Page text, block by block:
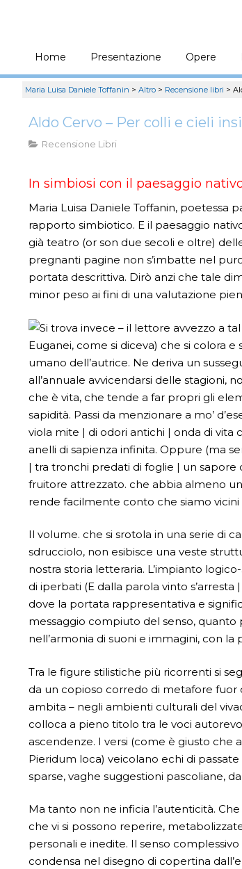
Home Presentazione Opere
Maria Luisa Daniele Toffanin > Altro > Recensione libri >
Aldo Cervo – Per colli e cieli
Recensione Libri
In simbiosi con il paesaggio
Maria Luisa Daniele Toffanin, poetessa
rapporto simbiotico. E il paesaggio
già teatro (or son due secoli e oltre)
pregnanti pagine non s’imbatte nel
portata descrittiva. Dirò anzi che tale
minor peso ai fini di una valutazione
Si trova invece – il lettore avvezzo a
Euganei, come si diceva) che si colora
umano dell’autrice. Ne deriva un
all’annuale avvicendarsi delle stagioni,
che è vita, che tende a far propri gli
sapidità. Passi da menzionare a mo’
viola mite | di odori antichi | onda di vita
anelli di sapienza infinita. Oppure (ma
| tra tronchi predati di foglie | un sapore
fruitore attrezzato. che abbia almeno
rende facilmente conto che siamo
Il volume. che si srotola in una serie di
sdrucciolo, non esibisce una veste
nostra storia letteraria. L’impianto
di iperbati (E dalla parola vinto
dove la portata rappresentativa e
messaggio compiuto del senso,
nell’armonia di suoni e immagini, con
Tra le figure stilistiche più ricorrenti si
da un copioso corredo di metafore fuor
ambita – negli ambienti culturali del
colloca a pieno titolo tra le voci
ascendenze. I versi (come è giusto che
Pieridum loca) veicolano echi di
sparse, vaghe suggestioni pascoliane,
Ma tanto non ne inficia l’autenticità.
che vi si possono reperire,
personali e inedite. Il senso
condensa nel disegno di copertina